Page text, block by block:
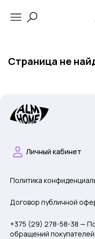
Страница не
Личный кабинет
Политика
Договор публичной
+375 (29) 278-58-38 —
обращений